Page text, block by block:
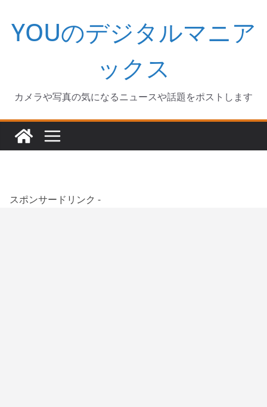
キ
YOUのデジタルマニア
ックス
カメラや写真の気になるニュースや話題をポストします
スポンサードリンク -